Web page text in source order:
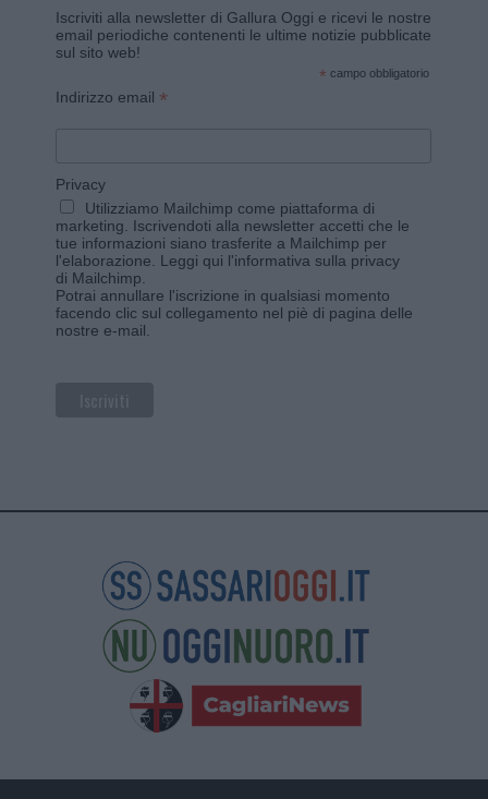
Iscriviti alla newsletter di Gallura Oggi e ricevi le nostre
email periodiche contenenti le ultime notizie pubblicate
sul sito web!
* campo obbligatorio
Indirizzo email *
Privacy
Utilizziamo Mailchimp come piattaforma di
marketing. Iscrivendoti alla newsletter accetti che le
tue informazioni siano trasferite a Mailchimp per
l'elaborazione. Leggi qui l'informativa sulla privacy
di Mailchimp
Potrai annullare l'iscrizione in qualsiasi momento
facendo clic sul collegamento nel piè di pagina delle
nostre e-mail.